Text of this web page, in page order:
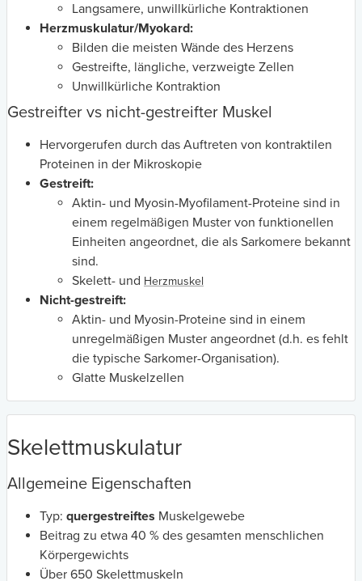
Langsamere, unwillkürliche Kontraktionen
Herzmuskulatur/Myokard:
Bilden die meisten Wände des Herzens
Gestreifte, längliche, verzweigte Zellen
Unwillkürliche Kontraktion
Gestreifter vs nicht-gestreifter Muskel
Hervorgerufen durch das Auftreten von kontraktilen
Proteinen in der Mikroskopie
Gestreift:
Aktin- und Myosin-Myofilament-Proteine sind in
einem regelmäßigen Muster von funktionellen
Einheiten angeordnet, die als Sarkomere bekannt
sind.
Skelett- und Herzmuskel
Nicht-gestreift:
Aktin- und Myosin-Proteine sind in einem
unregelmäßigen Muster angeordnet (d.h. es fehlt
die typische Sarkomer-Organisation).
Glatte Muskelzellen
Skelettmuskulatur
Allgemeine Eigenschaften
Typ: quergestreiftes Muskelgewebe
Beitrag zu etwa 40 % des gesamten menschlichen
Körpergewichts
Über 650 Skelettmuskeln